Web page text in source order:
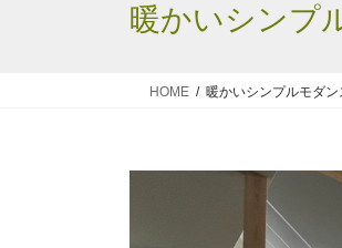
暖かいシンプ
HOME 暖かいシンプルモダン